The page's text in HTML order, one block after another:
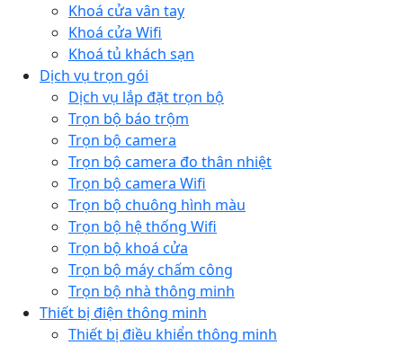
Khoá cửa vân tay
Khoá cửa Wifi
Khoá tủ khách sạn
Dịch vụ trọn gói
Dịch vụ lắp đặt trọn bộ
Trọn bộ báo trộm
Trọn bộ camera
Trọn bộ camera đo thân nhiệt
Trọn bộ camera Wifi
Trọn bộ chuông hình màu
Trọn bộ hệ thống Wifi
Trọn bộ khoá cửa
Trọn bộ máy chấm công
Trọn bộ nhà thông minh
Thiết bị điện thông minh
Thiết bị điều khiển thông minh